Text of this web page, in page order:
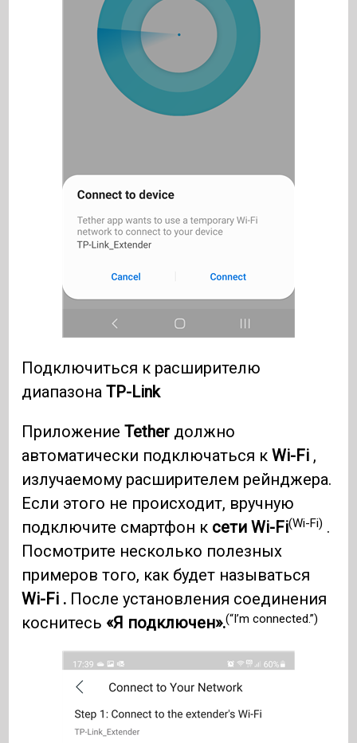
Подключиться к расширителю
диапазонаTP-Link
ПриложениеTether должно
автоматически подключаться кWi-Fi ,
излучаемому расширителем рейнджера.
Если этого не происходит, вручную
подключите смартфон к сети Wi-Fi(Wi-Fi) .
Посмотрите несколько полезных
примеров того, как будет называться
Wi-Fi . После установления соединения
коснитесь «Я подключен».(“I’m connected.”)